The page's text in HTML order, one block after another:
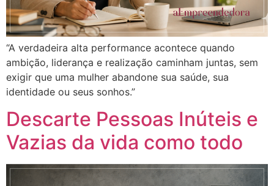
“A verdadeira alta performance acontece quando
ambição, liderança e realização caminham juntas, sem
exigir que uma mulher abandone sua saúde, sua
identidade ou seus sonhos.”
Descarte Pessoas Inúteis e
Vazias da vida como todo